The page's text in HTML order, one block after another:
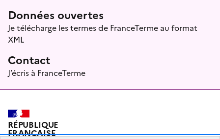
Données ouvertes
Je télécharge les termes de FranceTerme au format
XML
Contact
J’écris à FranceTerme
RÉPUBLIQUE
FRANÇAISE